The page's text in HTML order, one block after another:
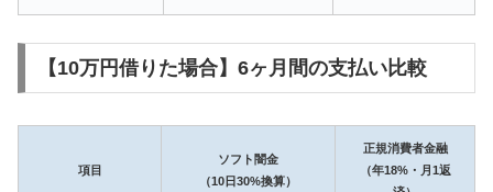
【10万円借りた場合】6ヶ月間の支払い比較
項目
ソフト闇金
（10日30%換算）
正規消費者金融
（年18%・月1返